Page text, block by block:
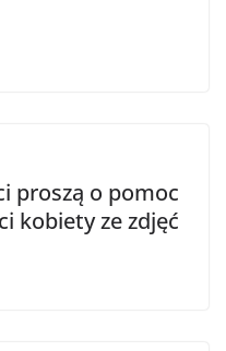
proszą o pomoc
kobiety ze zdjęć